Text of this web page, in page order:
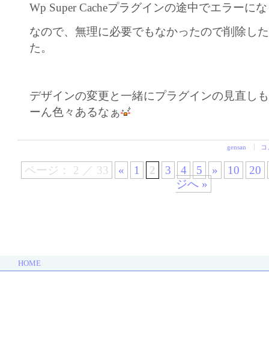
Wp Super Cacheプラグインの途中でエラーに
なので、無理に必要でもなかったので削除し
た。
デザインの変更と一緒にプラグインの見直し
ーん色々あるなぁ
gensan
ページ： 2 ／ 33 « 1 2 3 4 5 » 10
20
ジへ »
HOME